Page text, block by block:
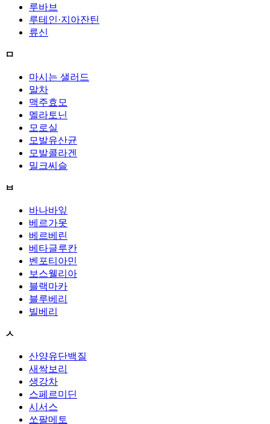
루바브
루테인·지아잔틴
류신
ㅁ
마시는 샐러드
말차
맥주효모
멜라토닌
모로실
모발유산균
모발콜라겐
밀크씨슬
ㅂ
바나바잎
베르가못
베르베린
베타글루칸
벤포티아민
보스웰리아
블랙마카
블루베리
빌베리
ㅅ
산양유단백질
새싹보리
생강차
스페르미딘
시서스
쏘팔메토